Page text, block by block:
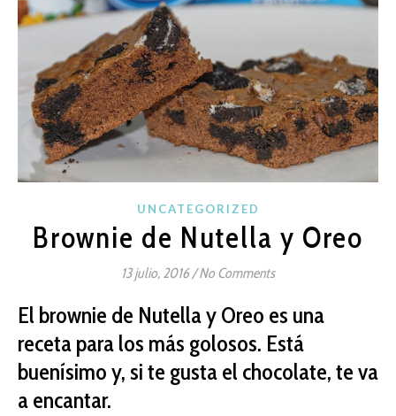
UNCATEGORIZED
Brownie de Nutella y Oreo
13 julio, 2016/ No Comments
El brownie de Nutella y Oreo es una
receta para los más golosos. Está
buenísimo y, si te gusta el chocolate, te va
a encantar.